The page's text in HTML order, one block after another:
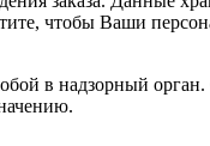
чтобы Ваши
в надзорный